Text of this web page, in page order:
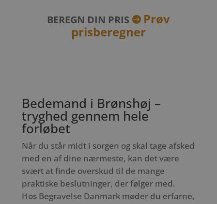
BEREGN DIN PRIS  Prøv
prisberegner
Bedemand i Brønshøj –
tryghed gennem hele
forløbet
Når du står midt i sorgen og skal tage afsked
med en af dine nærmeste, kan det være
svært at finde overskud til de mange
praktiske beslutninger, der følger med.
Hos Begravelse Danmark møder du erfarne,